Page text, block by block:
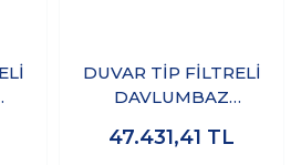
DUVAR TİP FİLTRELİ
DAVLUMBAZ
KALİTE
47.431,41 TL